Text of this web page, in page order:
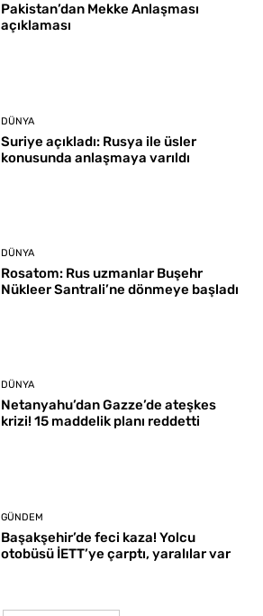
Pakistan’dan Mekke Anlaşması
açıklaması
DÜNYA
Suriye açıkladı: Rusya ile üsler
konusunda anlaşmaya varıldı
DÜNYA
Rosatom: Rus uzmanlar Buşehr
Nükleer Santrali’ne dönmeye başladı
DÜNYA
Netanyahu’dan Gazze’de ateşkes
krizi! 15 maddelik planı reddetti
GÜNDEM
Başakşehir’de feci kaza! Yolcu
otobüsü İETT’ye çarptı, yaralılar var